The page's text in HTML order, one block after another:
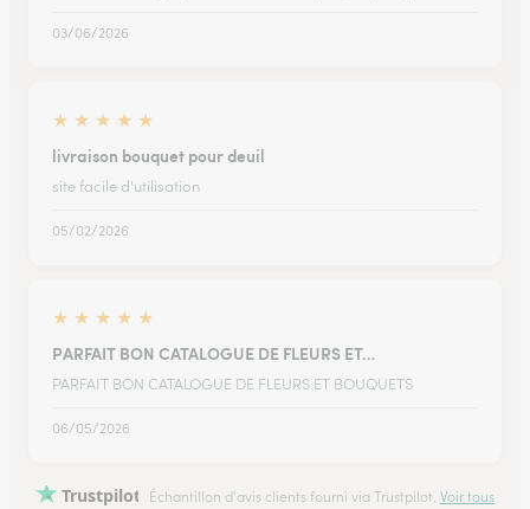
03/06/2026
★ ★ ★ ★ ★
livraison bouquet pour deuil
site facile d'utilisation
05/02/2026
★ ★ ★ ★ ★
PARFAIT BON CATALOGUE DE FLEURS ET…
PARFAIT BON CATALOGUE DE FLEURS ET BOUQUETS
06/05/2026
Trustpilot Échantillon d'avis clients fourni via Trustpilot. Voir tous